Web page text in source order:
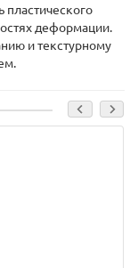
деформации.
и текстурному